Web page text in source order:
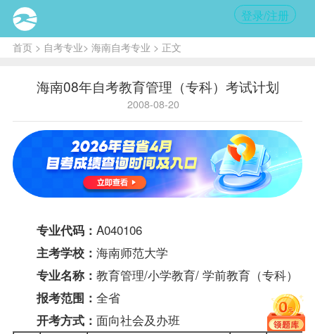
登录/注册
首页> 自考专业> 海南自考专业 > 正文
海南08年自考教育管理（专科）考试计划
2008-08-20
专业代码： A040106
主考学校： 海南师范大学
专业名称： 教育管理/小学教育/ 学前教育（专科）
报考范围： 全省
开考方式： 面向社会及办班